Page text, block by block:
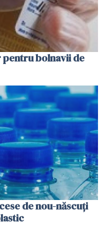
pentru bolnavii de
de nou-născuți